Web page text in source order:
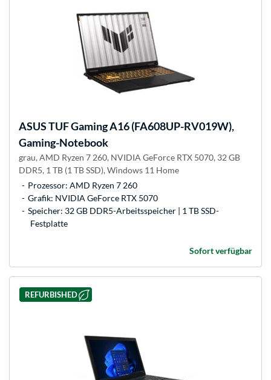
ASUSTUF Gaming A16 (FA608UP-RV019W),
Gaming-Notebook
grau, AMD Ryzen 7 260, NVIDIA GeForce RTX 5070, 32 GB
DDR5, 1 TB (1 TB SSD), Windows 11 Home
Prozessor: AMD Ryzen 7 260
Grafik: NVIDIA GeForce RTX 5070
Speicher: 32 GB DDR5-Arbeitsspeicher | 1 TB SSD-
Festplatte
Sofort verfügbar
REFURBISHED